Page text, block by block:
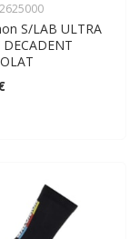
S/LAB ULTRA
DECADENT